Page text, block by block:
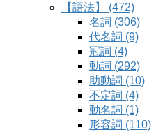
【語法】 (472)
名詞 (306)
代名詞 (9)
冠詞 (4)
動詞 (292)
助動詞 (10)
不定詞 (4)
動名詞 (1)
形容詞 (110)